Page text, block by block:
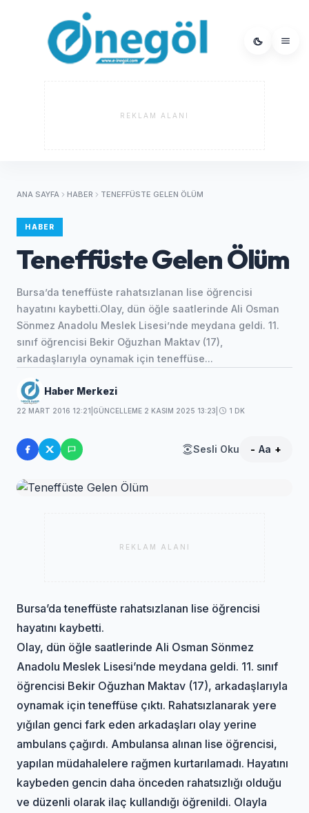
REKLAM ALANI
ANA SAYFA HABER TENEFFÜSTE GELEN ÖLÜM
HABER
Teneffüste Gelen Ölüm
Bursa’da teneffüste rahatsızlanan lise öğrencisi
hayatını kaybetti.Olay, dün öğle saatlerinde Ali Osman
Sönmez Anadolu Meslek Lisesi’nde meydana geldi. 11.
sınıf öğrencisi Bekir Oğuzhan Maktav (17),
arkadaşlarıyla oynamak için teneffüse...
Haber Merkezi
22 MART 2016 12:21 GÜNCELLEME 2 KASIM 2025 13:23 1 DK
Sesli Oku - Aa +
REKLAM ALANI
Bursa’da teneffüste rahatsızlanan lise öğrencisi
hayatını kaybetti.
Olay, dün öğle saatlerinde Ali Osman Sönmez
Anadolu Meslek Lisesi’nde meydana geldi. 11. sınıf
öğrencisi Bekir Oğuzhan Maktav (17), arkadaşlarıyla
oynamak için teneffüse çıktı. Rahatsızlanarak yere
yığılan genci fark eden arkadaşları olay yerine
ambulans çağırdı. Ambulansa alınan lise öğrencisi,
yapılan müdahalelere rağmen kurtarılamadı. Hayatını
kaybeden gencin daha önceden rahatsızlığı olduğu
ve düzenli olarak ilaç kullandığı öğrenildi. Olayla